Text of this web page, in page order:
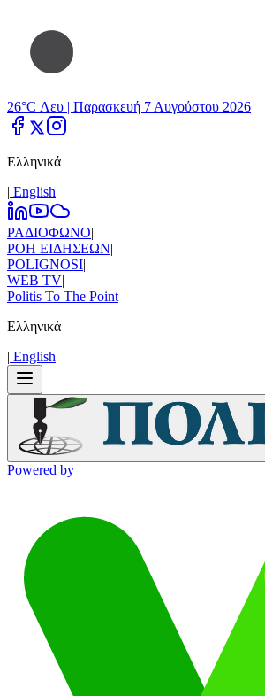
26°C Λευ | Παρασκευή 7 Αυγούστου 2026
Ελληνικά
| Εnglish
ΡΑΔΙΟΦΩΝΟ|
ΡΟΗ ΕΙΔΗΣΕΩΝ|
POLIGNOSI|
WEB TV|
Politis To The Point
Ελληνικά
| Εnglish
Powered by